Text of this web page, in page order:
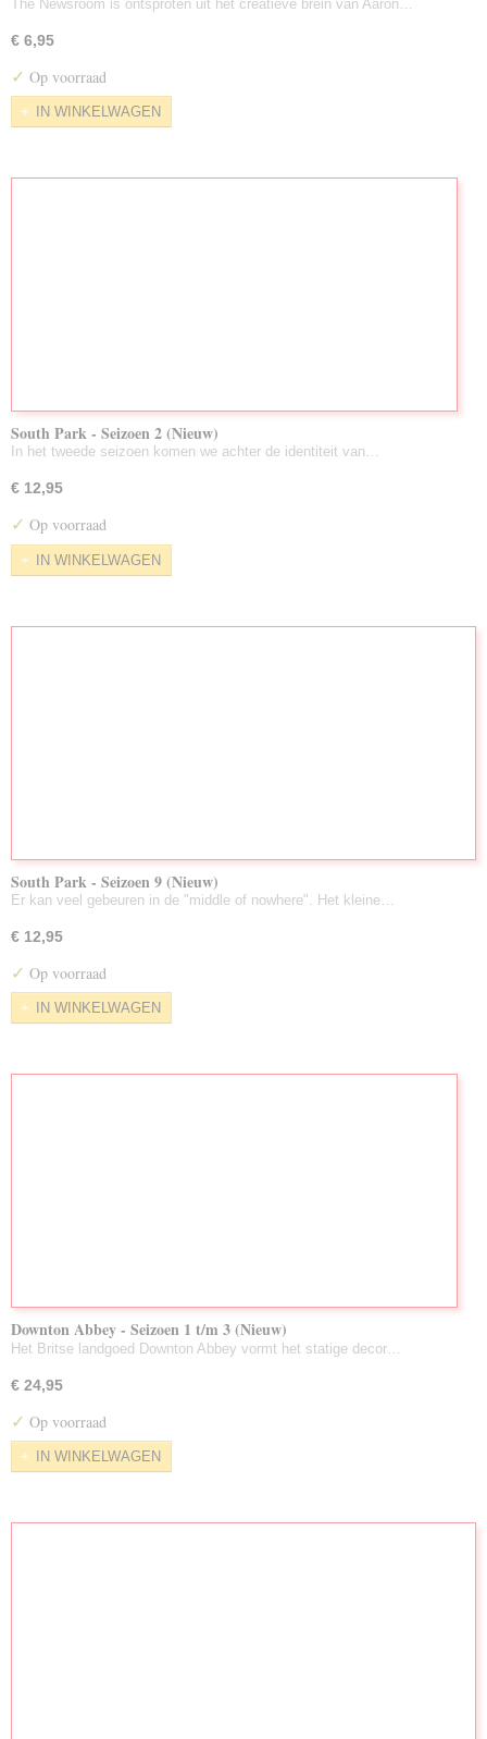
The Newsroom is ontsproten uit het creatieve brein van Aaron…
€ 6,95
✓ Op voorraad
IN WINKELWAGEN
South Park - Seizoen 2 (Nieuw)
In het tweede seizoen komen we achter de identiteit van…
€ 12,95
✓ Op voorraad
IN WINKELWAGEN
South Park - Seizoen 9 (Nieuw)
Er kan veel gebeuren in de "middle of nowhere". Het kleine…
€ 12,95
✓ Op voorraad
IN WINKELWAGEN
Downton Abbey - Seizoen 1 t/m 3 (Nieuw)
Het Britse landgoed Downton Abbey vormt het statige decor…
€ 24,95
✓ Op voorraad
IN WINKELWAGEN